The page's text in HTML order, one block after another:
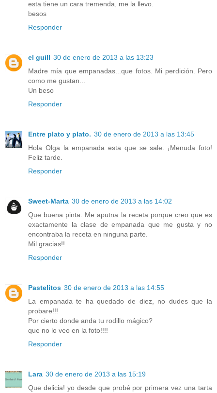
esta tiene un cara tremenda, me la llevo.
besos
Responder
el guill 30 de enero de 2013 a las 13:23
Madre mía que empanadas...que fotos. Mi perdición. Pero
como me gustan...
Un beso
Responder
Entre plato y plato. 30 de enero de 2013 a las 13:45
Hola Olga la empanada esta que se sale. ¡Menuda foto!
Feliz tarde.
Responder
Sweet-Marta 30 de enero de 2013 a las 14:02
Que buena pinta. Me aputna la receta porque creo que es
exactamente la clase de empanada que me gusta y no
encontraba la receta en ninguna parte.
Mil gracias!!
Responder
Pastelitos 30 de enero de 2013 a las 14:55
La empanada te ha quedado de diez, no dudes que la
probare!!!
Por cierto donde anda tu rodillo mágico?
que no lo veo en la foto!!!!
Responder
Lara 30 de enero de 2013 a las 15:19
Que delicia! yo desde que probé por primera vez una tarta